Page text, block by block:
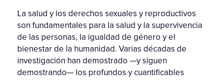
La salud y los derechos sexuales y reproductivos
son fundamentales para la salud y la supervivencia
de las personas, la igualdad de género y el
bienestar de la humanidad. Varias décadas de
investigación han demostrado —y siguen
demostrando— los profundos y cuantificables